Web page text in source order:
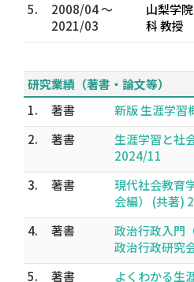
5.
2008/04 ～
2021/03
山梨学
科 教授
研究業績（著書・論文等）
1.
著書
新版 生涯学習
2.
著書
生涯学習と社
2024/11
3.
著書
現代社会教育
会編） (共著)
4.
著書
政治行政入門
政治行政研究
5.
著書 よくわかる生